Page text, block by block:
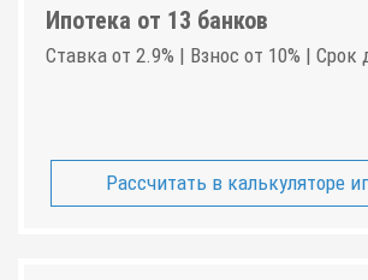
Ипотека от 13 банков
Ставка от 2.9% | Взнос от 10% | Срок
Рассчитать в калькуляторе